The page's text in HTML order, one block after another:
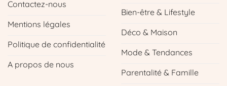
Contactez-nous
Mentions légales
Politique de confidentialité
A propos de nous
Bien-être & Lifestyle
Déco & Maison
Mode & Tendances
Parentalité & Famille